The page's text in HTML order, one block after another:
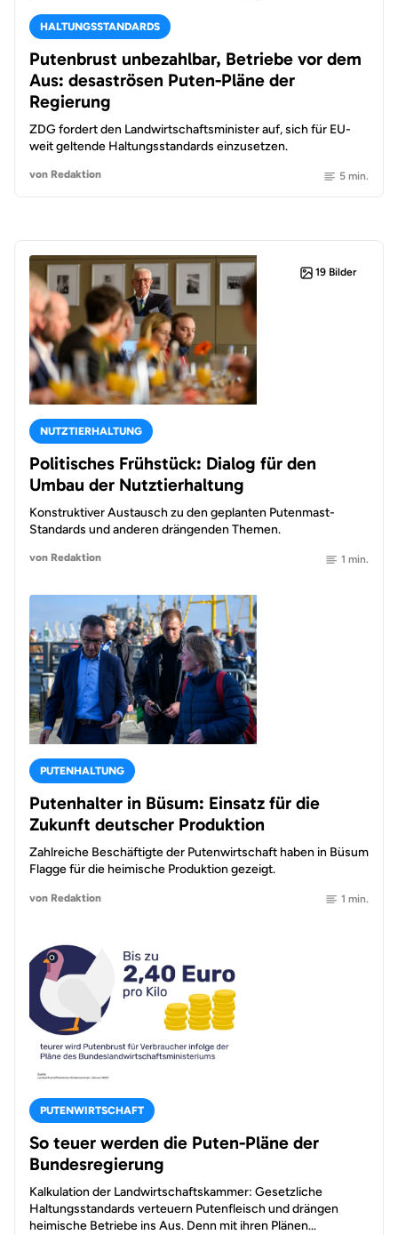
HALTUNGSSTANDARDS
Putenbrust unbezahlbar, Betriebe vor dem
Aus: desaströsen Puten-Pläne der
Regierung
ZDG fordert den Landwirtschaftsminister auf, sich für EU-
weit geltende Haltungsstandards einzusetzen.
von Redaktion 5 min.
19 Bilder
NUTZTIERHALTUNG
Politisches Frühstück: Dialog für den
Umbau der Nutztierhaltung
Konstruktiver Austausch zu den geplanten Putenmast-
Standards und anderen drängenden Themen.
von Redaktion 1 min.
PUTENHALTUNG
Putenhalter in Büsum: Einsatz für die
Zukunft deutscher Produktion
Zahlreiche Beschäftigte der Putenwirtschaft haben in Büsum
Flagge für die heimische Produktion gezeigt.
von Redaktion 1 min.
PUTENWIRTSCHAFT
So teuer werden die Puten-Pläne der
Bundesregierung
Kalkulation der Landwirtschaftskammer: Gesetzliche
Haltungsstandards verteuern Putenfleisch und drängen
heimische Betriebe ins Aus. Denn mit ihren Plänen…